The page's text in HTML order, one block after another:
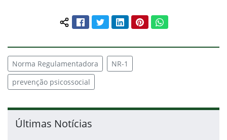
Compartilhar conteúdo:
FacebookTwitterLinkedInPinterestWhatsApp
Norma Regulamentadora
NR-1
prevenção psicossocial
Últimas Notícias